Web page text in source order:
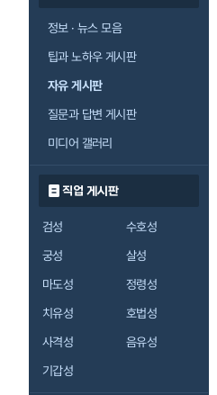
정보 · 뉴스 모음
팁과 노하우 게시판
자유 게시판
질문과 답변 게시판
미디어 갤러리
직업 게시판
검성
수호성
궁성
살성
마도성
정령성
치유성
호법성
사격성
음유성
기갑성